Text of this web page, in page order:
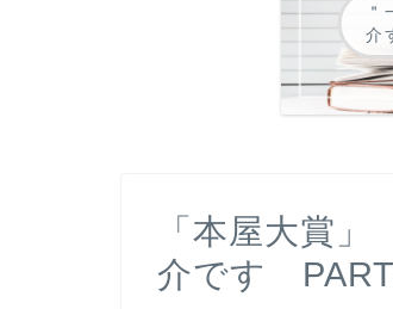
＂
介
「本屋大賞
介です